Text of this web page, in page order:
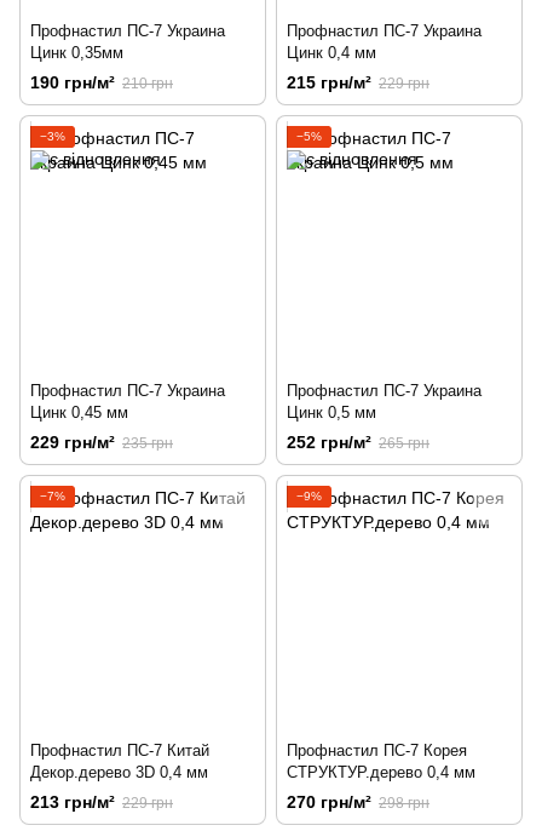
Профнастил ПС-7 Украина
Цинк 0,35мм
190 грн/м² 210 грн
Профнастил ПС-7 Украина
Цинк 0,4 мм
215 грн/м² 229 грн
−3%
Профнастил ПС-7 Украина
Цинк 0,45 мм
229 грн/м² 235 грн
−5%
Профнастил ПС-7 Украина
Цинк 0,5 мм
252 грн/м² 265 грн
−7%
Профнастил ПС-7 Китай
Декор.дерево 3D 0,4 мм
213 грн/м² 229 грн
−9%
Профнастил ПС-7 Корея
СТРУКТУР.дерево 0,4 мм
270 грн/м² 298 грн